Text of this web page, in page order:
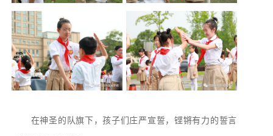
在神圣的队旗下，孩子们庄严宣誓，铿锵有力的誓言